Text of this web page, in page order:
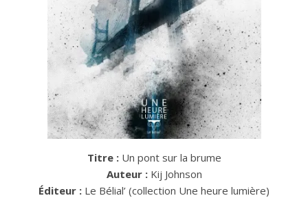
Titre : Un pont sur la brume
Auteur : Kij Johnson
Éditeur : Le Bélial’ (collection Une heure lumière)